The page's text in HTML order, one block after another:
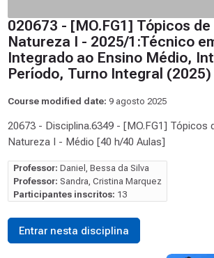
020673 - [MO.FG1] Tópicos
Natureza I - 2025/1:Técnico
Integrado ao Ensino Médio,
Período, Turno Integral (2025)
Course modified date: 9 agosto 2025
20673 - Disciplina.6349 - [MO.FG1] Tópicos
Natureza I - Médio [40 h/40 Aulas]
Professor: Daniel, Bessa da Silva
Professor: Sandra, Cristina Marquez
Participantes inscritos: 13
Entrar nesta disciplina